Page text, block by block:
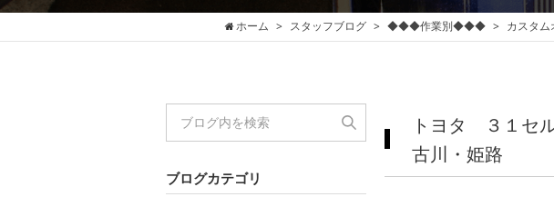
ホーム スタッフブログ ◆◆◆作業別◆◆◆ カスタム
トヨタ ３１セ
古川・姫路
ブログカテゴリ